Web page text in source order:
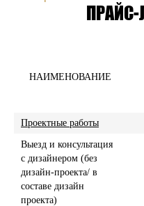
ПРАЙС-
НАИМЕНОВАНИЕ
Проектные работы
Выезд и консультация
с дизайнером (без
дизайн-проекта/ в
составе дизайн
проекта)